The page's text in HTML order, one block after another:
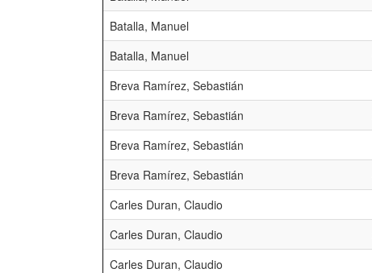
Batalla, Manuel
Batalla, Manuel
Breva Ramírez, Sebastián
Breva Ramírez, Sebastián
Breva Ramírez, Sebastián
Breva Ramírez, Sebastián
Carles Duran, Claudio
Carles Duran, Claudio
Carles Duran, Claudio